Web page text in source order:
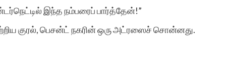
இந்த நம்பரைப் பார்த்தேன்!”
குரல், பெசன்ட் நகரின் ஒரு அட்ரஸைச் சொன்னது.